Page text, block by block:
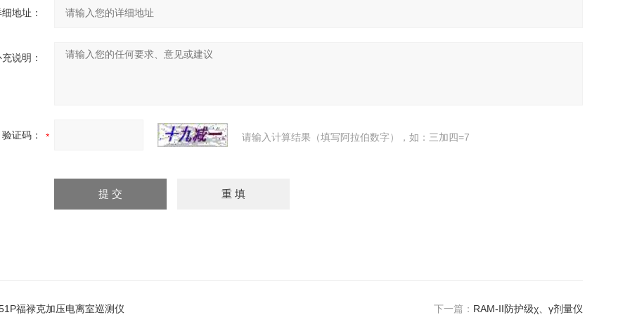
地址：
说明：
验证码： 请输入计算结果（填写阿拉伯数字），如：三加四=7
福禄克加压电离室巡测仪 下一篇： RAM-II防护级χ、γ剂量仪